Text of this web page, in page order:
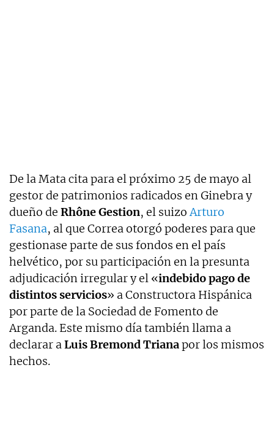
De la Mata cita para el próximo 25 de mayo al
gestor de patrimonios radicados en Ginebra y
dueño de Rhône Gestion, el suizoArturo
Fasana, al que Correa otorgó poderes para que
gestionase parte de sus fondos en el país
helvético, por su participación en la presunta
adjudicación irregular y el «indebido pago de
distintos servicios» a Constructora Hispánica
por parte de la Sociedad de Fomento de
Arganda. Este mismo día también llama a
declarar aLuis Bremond Trianapor los mismos
hechos.